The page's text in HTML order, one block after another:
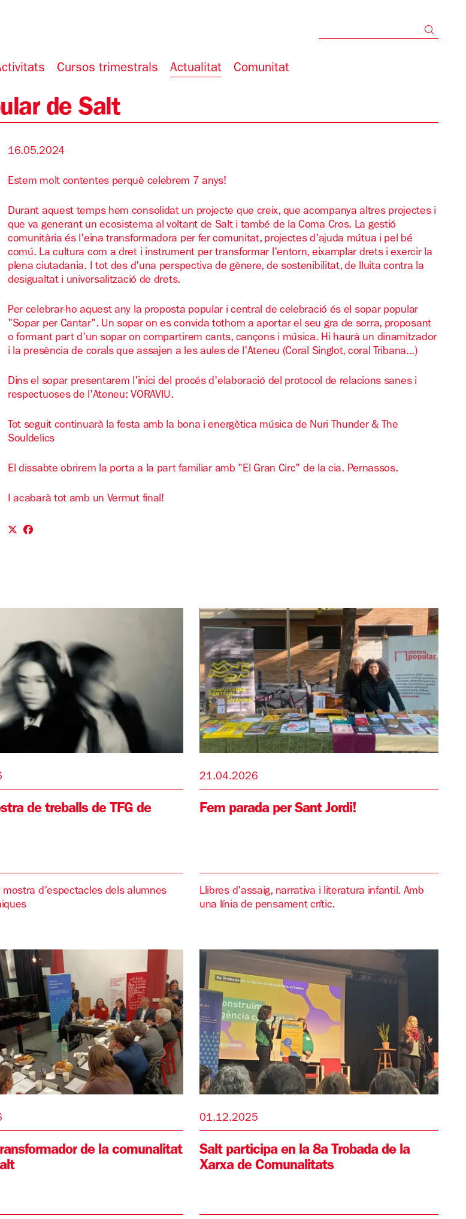
Cursos trimestrals Actualitat Comunitat
de Salt
16.05.2024
Estem molt contentes perquè celebrem 7 anys!
Durant aquest temps hem consolidat un projecte que creix, que acompanya altres projectes i
que va generant un ecosistema al voltant de Salt i també de la Coma Cros. La gestió
comunitària és l'eina transformadora per fer comunitat, projectes d'ajuda mútua i pel bé
comú. La cultura com a dret i instrument per transformar l'entorn, eixamplar drets i exercir la
plena ciutadania. I tot des d'una perspectiva de gènere, de sostenibilitat, de lluita contra la
desigualtat i universalització de drets.
Per celebrar-ho aquest any la proposta popular i central de celebració és el sopar popular
"Sopar per Cantar". Un sopar on es convida tothom a aportar el seu gra de sorra, proposant
o formant part d'un sopar on compartirem cants, cançons i música. Hi haurà un dinamitzador
i la presència de corals que assajen a les aules de l'Ateneu (Coral Singlot, coral Tribana...)
Dins el sopar presentarem l'inici del procés d'elaboració del protocol de relacions sanes i
respectuoses de l'Ateneu: VORAVIU.
Tot seguit continuarà la festa amb la bona i energètica música de Nuri Thunder & The
Souldelics
El dissabte obrirem la porta a la part familiar amb "El Gran Circ" de la cia. Pernassos.
I acabarà tot amb un Vermut final!
de treballs de TFG de
mostra d'espectacles dels alumnes
21.04.2026
Fem parada per Sant Jordi!
Llibres d'assaig, narrativa i literatura infantil. Amb
una línia de pensament crític.
de la comunalitat
01.12.2025
Salt participa en la 8a Trobada de la
Xarxa de Comunalitats